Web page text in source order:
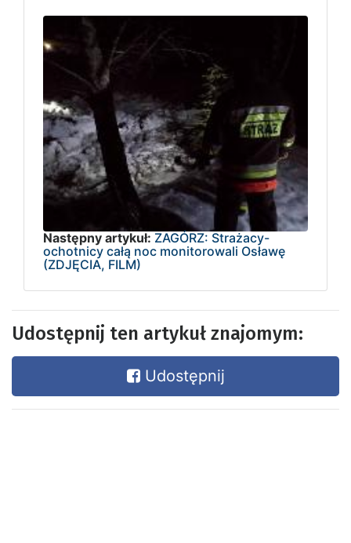
Następny artykuł: ZAGÓRZ: Strażacy-
ochotnicy całą noc monitorowali Osławę
(ZDJĘCIA, FILM)
Udostępnij ten artykuł znajomym:
Udostępnij